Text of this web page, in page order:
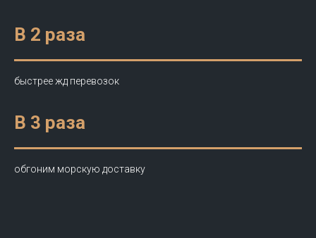
В 2 раза
быстрее жд перевозок
В 3 раза
обгоним морскую доставку